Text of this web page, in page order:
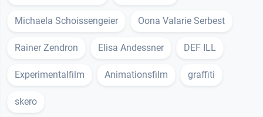
Michaela Schoissengeier Oona Valarie Serbest
Rainer Zendron Elisa Andessner DEF ILL
Experimentalfilm Animationsfilm graffiti
skero